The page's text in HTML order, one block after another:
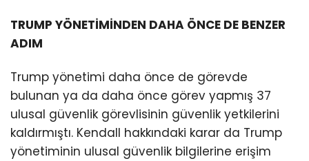
TRUMP YÖNETİMİNDEN DAHA ÖNCE DE BENZER
ADIM
Trump yönetimi daha önce de görevde
bulunan ya da daha önce görev yapmış 37
ulusal güvenlik görevlisinin güvenlik yetkilerini
kaldırmıştı. Kendall hakkındaki karar da Trump
yönetiminin ulusal güvenlik bilgilerine erişim